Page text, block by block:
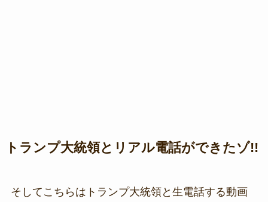
トランプ大統領とリアル電話ができたゾ!!
そしてこちらはトランプ大統領と生電話する動画